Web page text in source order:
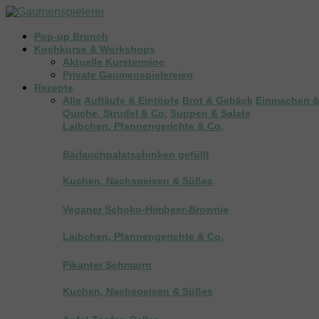
Pop-up Brunch
Kochkurse & Workshops
Aktuelle Kurstermine
Private Gaumenspielereien
Rezepte
Alle Aufläufe & Eintöpfe Brot & Gebäck Einmachen
Quiche, Strudel & Co. Suppen & Salate
Laibchen, Pfannengerichte & Co.
Bärlauchpalatschinken gefüllt
Kuchen, Nachspeisen & Süßes
Veganer Schoko-Himbeer-Brownie
Laibchen, Pfannengerichte & Co.
Pikanter Schmarrn
Kuchen, Nachspeisen & Süßes